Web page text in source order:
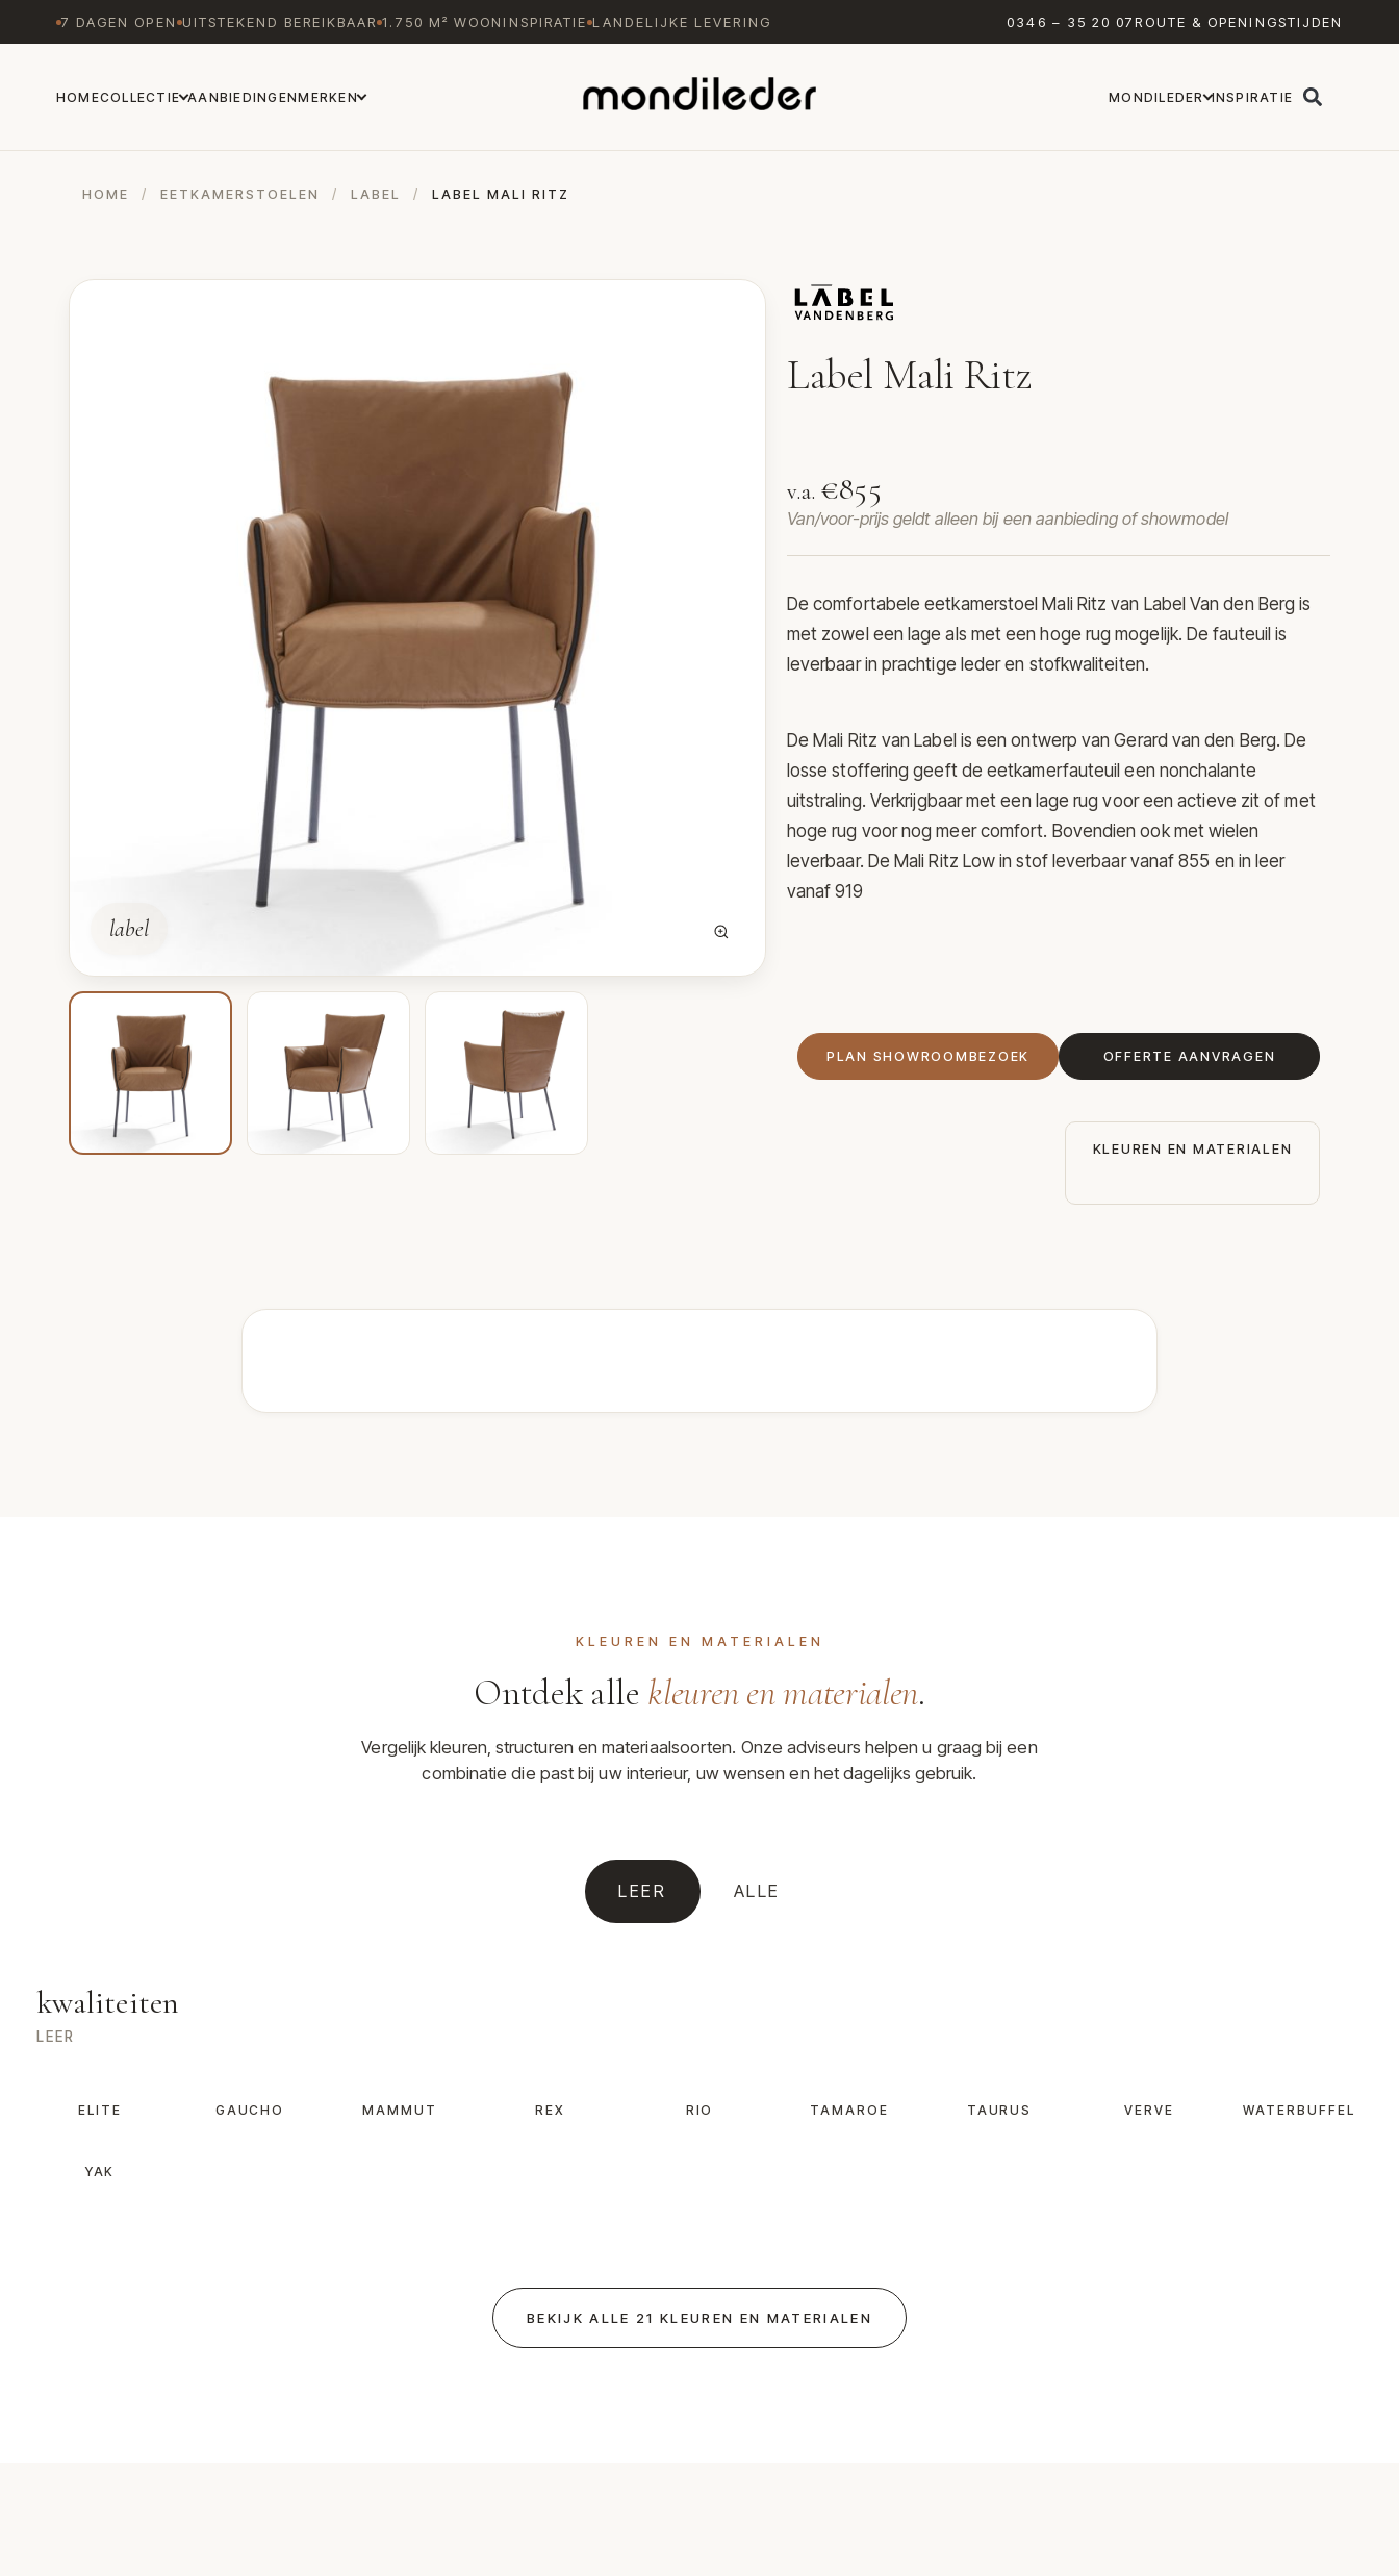
7 DAGEN OPEN UITSTEKEND BEREIKBAAR 1.750 M² WOONINSPIRATIE LANDELIJKE LEVERING 0346 – 35 20 07ROUTE & OPENINGSTIJDEN
HOMECOLLECTIE AANBIEDINGENMERKEN MONDILEDER INSPIRATIE
HOME / EETKAMERSTOELEN / LABEL / LABEL MALI RITZ
label
Label Mali Ritz
v.a. €855
Van/voor-prijs geldt alleen bij een aanbieding of showmodel
De comfortabele eetkamerstoel Mali Ritz van Label Van den Berg is
met zowel een lage als met een hoge rug mogelijk. De fauteuil is
leverbaar in prachtige leder en stofkwaliteiten.
De Mali Ritz van Label is een ontwerp van Gerard van den Berg. De
losse stoffering geeft de eetkamerfauteuil een nonchalante
uitstraling. Verkrijgbaar met een lage rug voor een actieve zit of met
hoge rug voor nog meer comfort. Bovendien ook met wielen
leverbaar. De Mali Ritz Low in stof leverbaar vanaf 855 en in leer
vanaf 919
PLAN SHOWROOMBEZOEK OFFERTE AANVRAGEN
KLEUREN EN MATERIALEN
KLEUREN EN MATERIALEN
Ontdek alle kleuren en materialen.
Vergelijk kleuren, structuren en materiaalsoorten. Onze adviseurs helpen u graag bij een
combinatie die past bij uw interieur, uw wensen en het dagelijks gebruik.
LEER ALLE
kwaliteiten
LEER
ELITE GAUCHO MAMMUT REX RIO TAMAROE TAURUS VERVE WATERBUFFEL
YAK
BEKIJK ALLE 21 KLEUREN EN MATERIALEN